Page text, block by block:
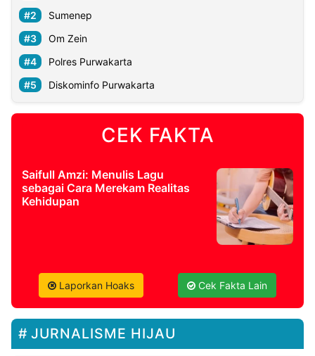
Sumenep
Om Zein
Polres Purwakarta
Diskominfo Purwakarta
CEK FAKTA
Saifull Amzi: Menulis Lagu
sebagai Cara Merekam Realitas
Kehidupan
Laporkan Hoaks Cek Fakta Lain
JURNALISME HIJAU